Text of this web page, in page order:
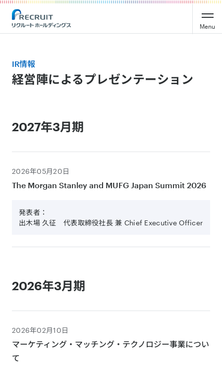
Recruit Holdings
Menu
IR情報
経営陣によるプレゼンテーション
2027年3月期
2026年05月20日
The Morgan Stanley and MUFG Japan Summit 2026
発表者：
出木場 久征 代表取締役社長 兼 Chief Executive Officer
2026年3月期
2026年02月10日
マーケティング・マッチング・テクノロジー事業につい
て